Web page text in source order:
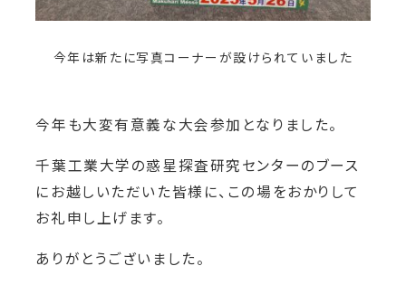
今年は新たに写真コーナーが設けられていました
今年も大変有意義な大会参加となりました。
千葉工業大学の惑星探査研究センターのブース
にお越しいただいた皆様に、この場をおかりして
お礼申し上げます。
ありがとうございました。